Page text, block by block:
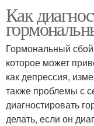
Как
Гормональный
которое может
как депрессия,
также проблемы с
диагностировать
делать, если он